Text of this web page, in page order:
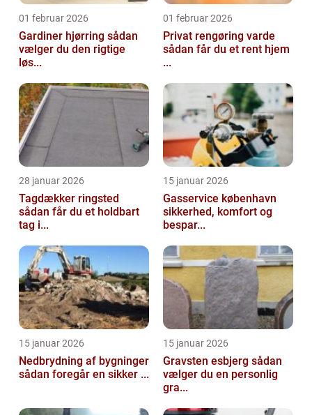
01 februar 2026
Gardiner hjørring sådan
vælger du den rigtige
løs...
01 februar 2026
Privat rengøring varde
sådan får du et rent hjem
...
28 januar 2026
Tagdækker ringsted
sådan får du et holdbart
tag i...
15 januar 2026
Gasservice københavn
sikkerhed, komfort og
bespar...
15 januar 2026
Nedbrydning af bygninger
sådan foregår en sikker ...
15 januar 2026
Gravsten esbjerg sådan
vælger du en personlig
gra...